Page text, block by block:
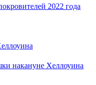
2022 года
накануне Хеллоуина